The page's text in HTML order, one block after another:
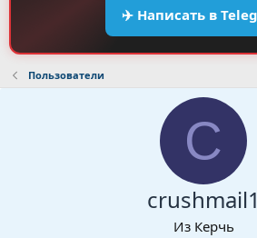
✈️ Написать в
Пользователи
C
crushmail1
Из Керчь